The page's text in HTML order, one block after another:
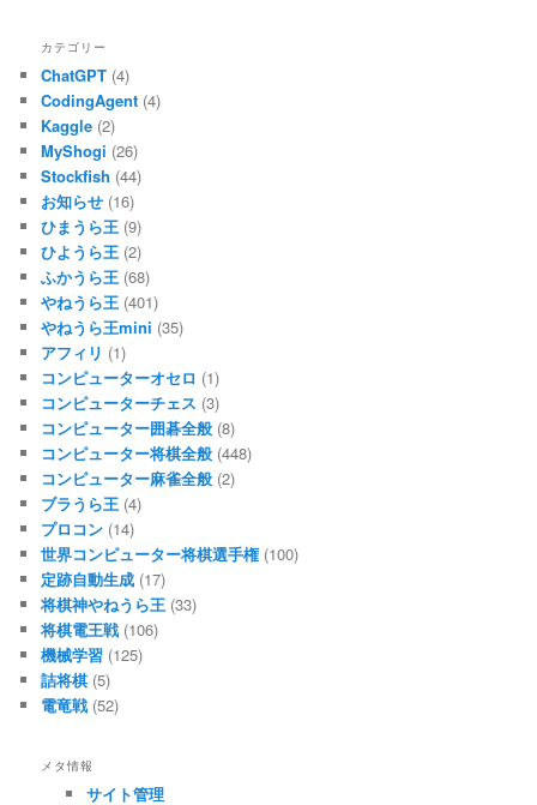
カテゴリー
ChatGPT (4)
CodingAgent (4)
Kaggle (2)
MyShogi (26)
Stockfish (44)
お知らせ (16)
ひまうら王 (9)
ひようら王 (2)
ふかうら王 (68)
やねうら王 (401)
やねうら王mini (35)
アフィリ (1)
コンピューターオセロ (1)
コンピューターチェス (3)
コンピューター囲碁全般 (8)
コンピューター将棋全般 (448)
コンピューター麻雀全般 (2)
ブラうら王 (4)
プロコン (14)
世界コンピューター将棋選手権(100)
定跡自動生成 (17)
将棋神やねうら王 (33)
将棋電王戦 (106)
機械学習 (125)
詰将棋 (5)
電竜戦 (52)
メタ情報
サイト管理